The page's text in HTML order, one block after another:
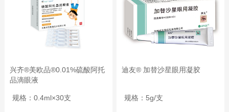
兴齐®美欧品®0.01%硫酸阿托
品滴眼液
规格：0.4ml×30支
迪友® 加替沙星眼用凝胶
规格：5g/支